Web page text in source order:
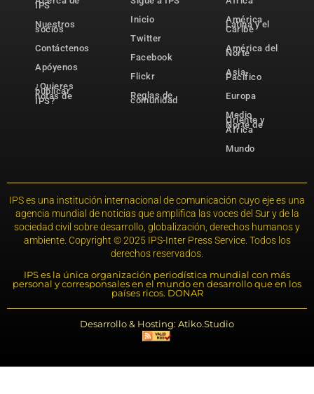
IPS
Nuestros
socios
Contáctenos
Apóyenos
¿Quieres
publicar
notas de
IPS?
Inicio
Twitter
Facebook
Flickr
Reglas de
comunidad
América
Latina y el
Caribe
América del
Norte
Asia-
Pacífico
Europa
Medio
Oriente y
Norte de
África
Mundo
IPS es una institución internacional de comunicación cuyo eje es una
agencia mundial de noticias que amplifica las voces del Sur y de la
sociedad civil sobre desarrollo, globalización, derechos humanos y
ambiente. Copyright © 2025 IPS-Inter Press Service. Todos los
derechos reservados.
IPS es la única organización periodística mundial con más
personal y corresponsales en el mundo en desarrollo que en los
países ricos. DONAR
Desarrollo & Hosting: Atiko.Studio